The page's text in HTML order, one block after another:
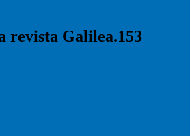
revista Galilea.153